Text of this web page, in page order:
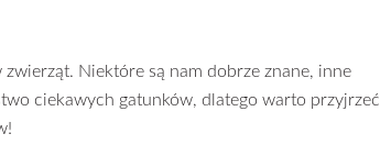
Niektóre są nam dobrze znane, inne
ciekawych gatunków, dlatego warto przyjrzeć